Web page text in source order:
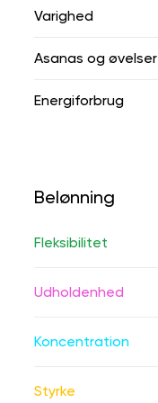
Varighed
Asanas og øvelser
Energiforbrug
Belønning
Fleksibilitet
Udholdenhed
Koncentration
Styrke